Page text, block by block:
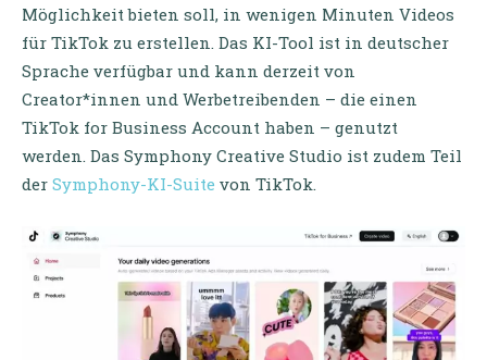
Möglichkeit bieten soll, in wenigen Minuten Videos
für TikTok zu erstellen. Das KI-Tool ist in deutscher
Sprache verfügbar und kann derzeit von
Creator*innen und Werbetreibenden – die einen
TikTok for Business Account haben – genutzt
werden. Das Symphony Creative Studio ist zudem Teil
der Symphony-KI-Suite von TikTok.